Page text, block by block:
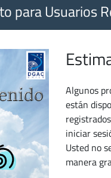
para Usuarios
Algunos
están
iniciar
Usted no
manera